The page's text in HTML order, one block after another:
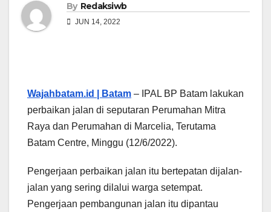
By Redaksiwb
JUN 14, 2022
Wajahbatam.id | Batam – IPAL BP Batam lakukan
perbaikan jalan di seputaran Perumahan Mitra
Raya dan Perumahan di Marcelia, Terutama
Batam Centre, Minggu (12/6/2022).
Pengerjaan perbaikan jalan itu bertepatan dijalan-
jalan yang sering dilalui warga setempat.
Pengerjaan pembangunan jalan itu dipantau